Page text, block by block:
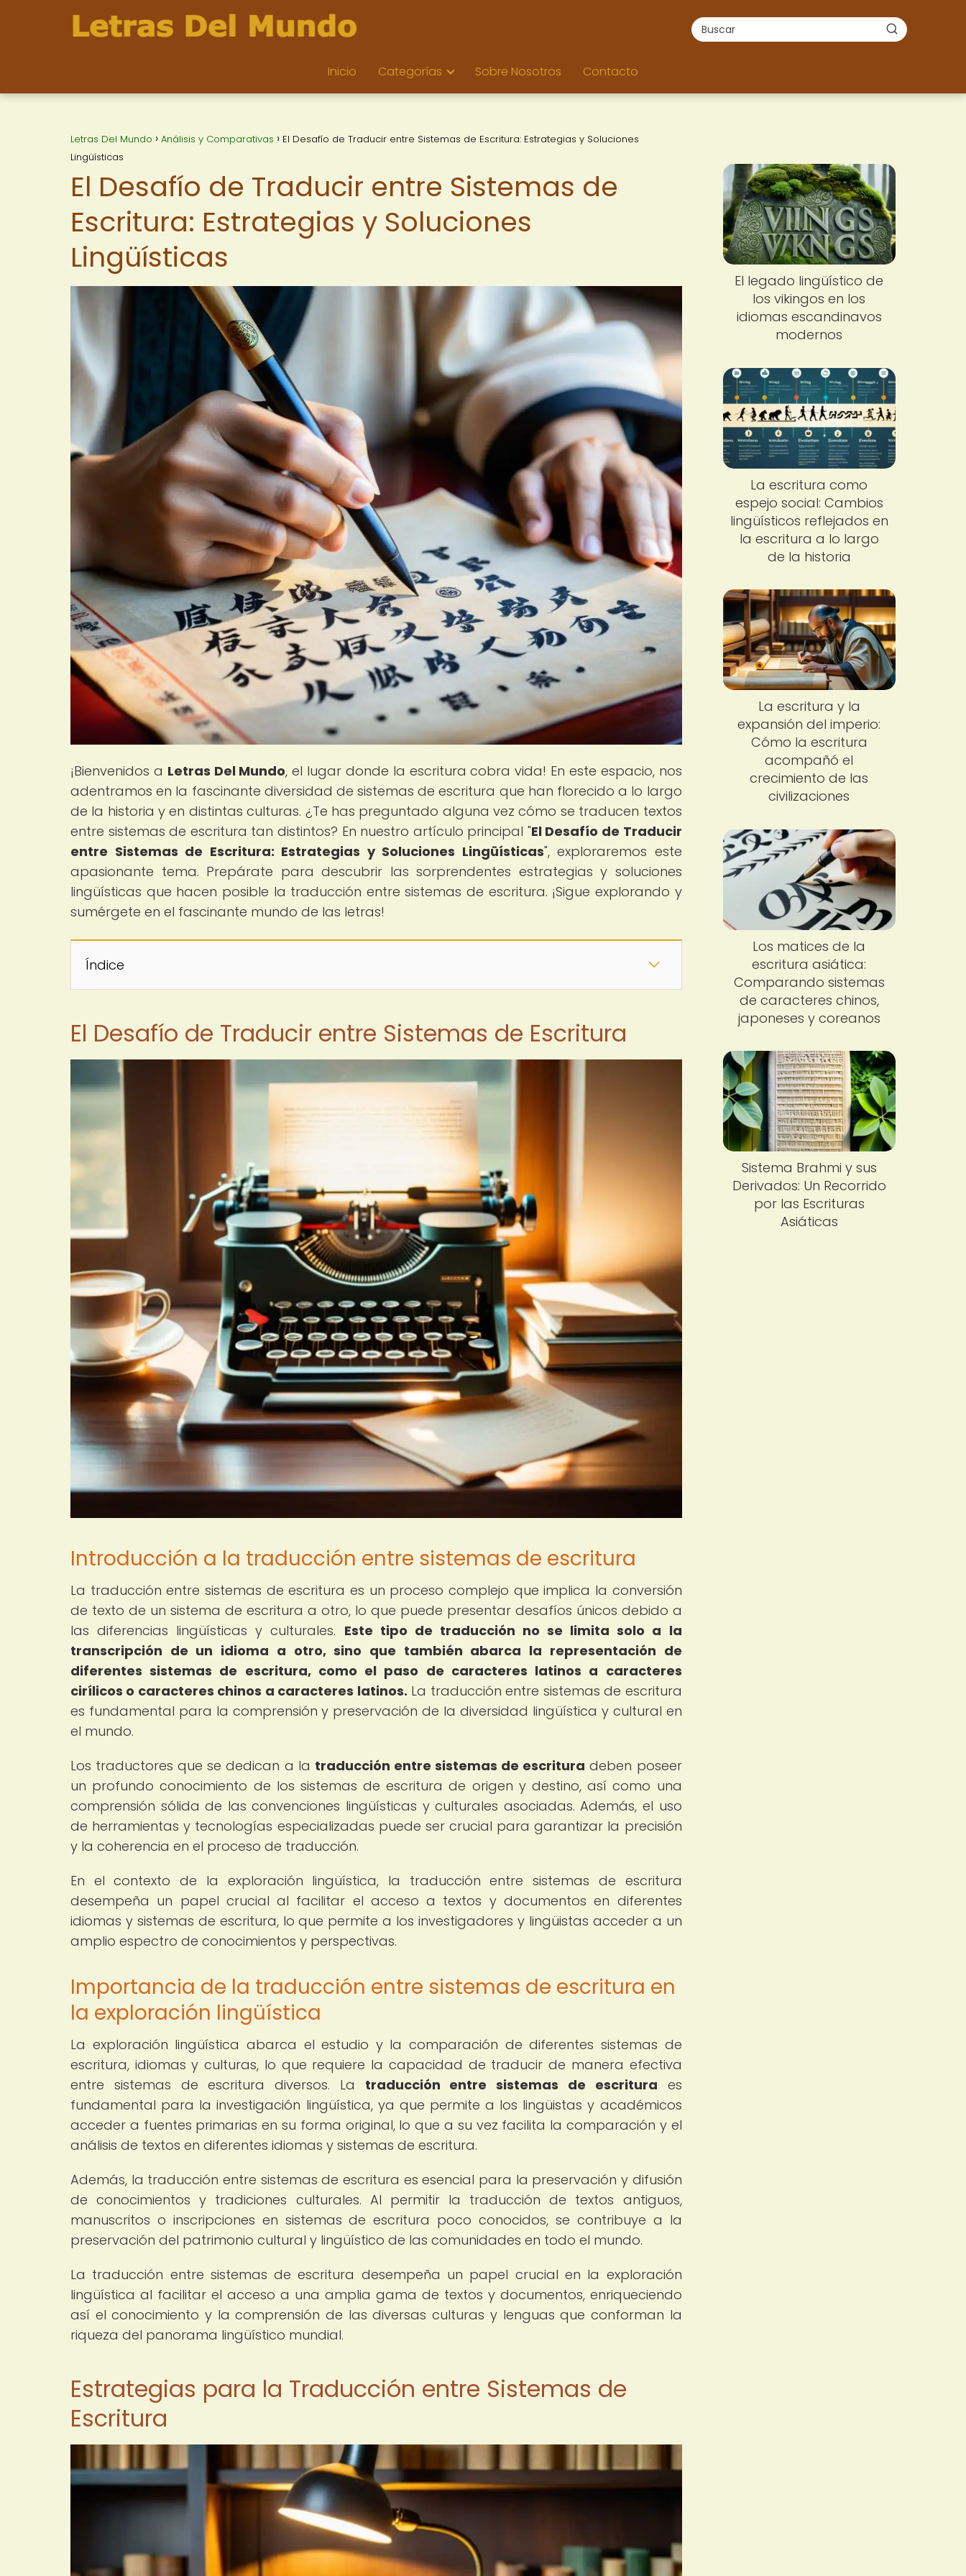
Inicio Categorías Sobre Nosotros Contacto
Letras Del Mundo Análisis y Comparativas
El Desafío de Traducir entre Sistemas de Escritura: Estrategias y Soluciones
Lingüísticas
El Desafío de Traducir entre Sistemas de
Escritura: Estrategias y Soluciones
Lingüísticas
¡Bienvenidos a Letras Del Mundo, el lugar donde la escritura cobra vida! En este espacio, nos
adentramos en la fascinante diversidad de sistemas de escritura que han florecido a lo largo
de la historia y en distintas culturas. ¿Te has preguntado alguna vez cómo se traducen textos
entre sistemas de escritura tan distintos? En nuestro artículo principal "El Desafío de Traducir
entre Sistemas de Escritura: Estrategias y Soluciones Lingüísticas", exploraremos este
apasionante tema. Prepárate para descubrir las sorprendentes estrategias y soluciones
lingüísticas que hacen posible la traducción entre sistemas de escritura. ¡Sigue explorando y
sumérgete en el fascinante mundo de las letras!
Índice
El Desafío de Traducir entre Sistemas de Escritura
Introducción a la traducción entre sistemas de escritura
La traducción entre sistemas de escritura es un proceso complejo que implica la conversión
de texto de un sistema de escritura a otro, lo que puede presentar desafíos únicos debido a
las diferencias lingüísticas y culturales. Este tipo de traducción no se limita solo a la
transcripción de un idioma a otro, sino que también abarca la representación de
diferentes sistemas de escritura, como el paso de caracteres latinos a caracteres
cirílicos o caracteres chinos a caracteres latinos. La traducción entre sistemas de escritura
es fundamental para la comprensión y preservación de la diversidad lingüística y cultural en
el mundo.
Los traductores que se dedican a la traducción entre sistemas de escritura deben poseer
un profundo conocimiento de los sistemas de escritura de origen y destino, así como una
comprensión sólida de las convenciones lingüísticas y culturales asociadas. Además, el uso
de herramientas y tecnologías especializadas puede ser crucial para garantizar la precisión
y la coherencia en el proceso de traducción.
En el contexto de la exploración lingüística, la traducción entre sistemas de escritura
desempeña un papel crucial al facilitar el acceso a textos y documentos en diferentes
idiomas y sistemas de escritura, lo que permite a los investigadores y lingüistas acceder a un
amplio espectro de conocimientos y perspectivas.
Importancia de la traducción entre sistemas de escritura en
la exploración lingüística
La exploración lingüística abarca el estudio y la comparación de diferentes sistemas de
escritura, idiomas y culturas, lo que requiere la capacidad de traducir de manera efectiva
entre sistemas de escritura diversos. La traducción entre sistemas de escritura es
fundamental para la investigación lingüística, ya que permite a los lingüistas y académicos
acceder a fuentes primarias en su forma original, lo que a su vez facilita la comparación y el
análisis de textos en diferentes idiomas y sistemas de escritura.
Además, la traducción entre sistemas de escritura es esencial para la preservación y difusión
de conocimientos y tradiciones culturales. Al permitir la traducción de textos antiguos,
manuscritos o inscripciones en sistemas de escritura poco conocidos, se contribuye a la
preservación del patrimonio cultural y lingüístico de las comunidades en todo el mundo.
La traducción entre sistemas de escritura desempeña un papel crucial en la exploración
lingüística al facilitar el acceso a una amplia gama de textos y documentos, enriqueciendo
así el conocimiento y la comprensión de las diversas culturas y lenguas que conforman la
riqueza del panorama lingüístico mundial.
Estrategias para la Traducción entre Sistemas de
Escritura
El legado lingüístico de
los vikingos en los
idiomas escandinavos
modernos
La escritura como
espejo social: Cambios
lingüísticos reflejados en
la escritura a lo largo
de la historia
La escritura y la
expansión del imperio:
Cómo la escritura
acompañó el
crecimiento de las
civilizaciones
Los matices de la
escritura asiática:
Comparando sistemas
de caracteres chinos,
japoneses y coreanos
Sistema Brahmi y sus
Derivados: Un Recorrido
por las Escrituras
Asiáticas